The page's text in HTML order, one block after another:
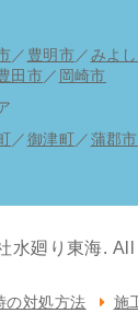
井市トイレつ
トイレ修理 中
市排水工事 北
区流し台詰ま
／ 豊明市 ／ みよ
田市 ／ 岡崎市
／ 御津町 ／ 蒲郡市
水廻り東海.
の対処方法 施